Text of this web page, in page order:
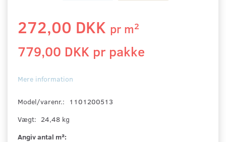
272,00 DKK pr m2
779,00 DKK pr pakke
Mere information
Model/varenr.:
1101200513
Vægt: 24,48 kg
Angiv antal m²: